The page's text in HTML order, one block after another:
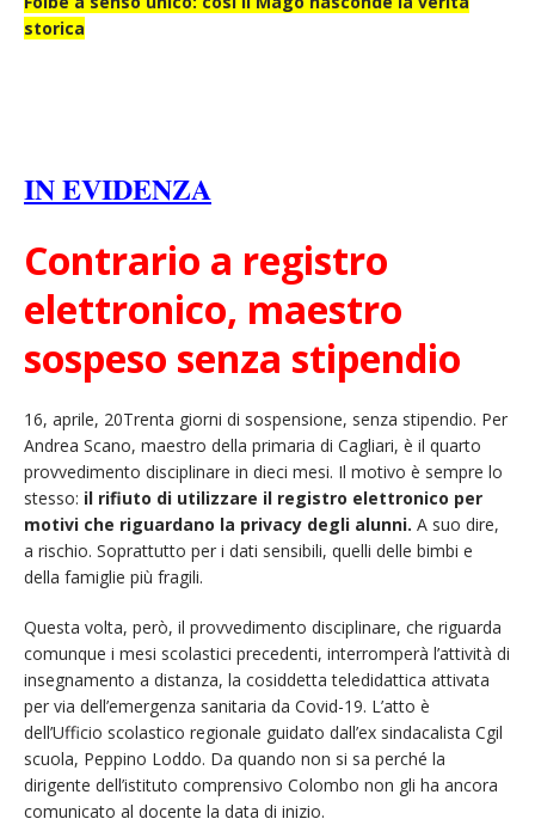
storica
IN EVIDENZA
Contrario a registro
elettronico, maestro
sospeso senza stipendio
16, aprile, 20Trenta giorni di sospensione, senza stipendio. Per
Andrea Scano, maestro della primaria di Cagliari, è il quarto
provvedimento disciplinare in dieci mesi. Il motivo è sempre lo
stesso: il rifiuto di utilizzare il registro elettronico per
motivi che riguardano la privacy degli alunni. A suo dire,
a rischio. Soprattutto per i dati sensibili, quelli delle bimbi e
della famiglie più fragili.
Questa volta, però, il provvedimento disciplinare, che riguarda
comunque i mesi scolastici precedenti, interromperà l’attività di
insegnamento a distanza, la cosiddetta teledidattica attivata
per via dell’emergenza sanitaria da Covid-19. L’atto è
dell’Ufficio scolastico regionale guidato dall’ex sindacalista Cgil
scuola, Peppino Loddo. Da quando non si sa perché la
dirigente dell’istituto comprensivo Colombo non gli ha ancora
comunicato al docente la data di inizio.